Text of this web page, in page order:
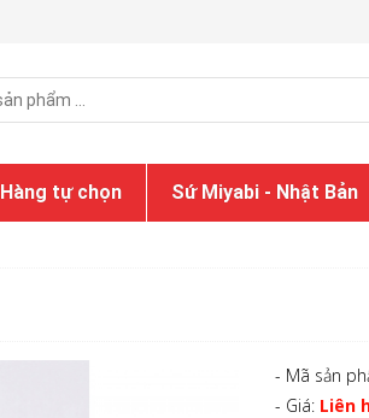
Hàng tự chọn Sứ Miyabi - Nhật Bản
- Mã sản
- Giá: Liên